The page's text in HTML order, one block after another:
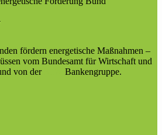
fördern energetische Maßnahmen –
vom Bundesamt für Wirtschaft und
von der Bankengruppe.